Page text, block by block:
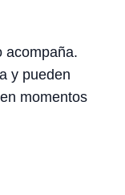
acompaña.
y pueden
momentos